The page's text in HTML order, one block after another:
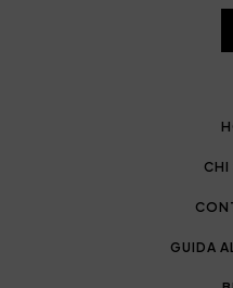
CHI
GUIDA